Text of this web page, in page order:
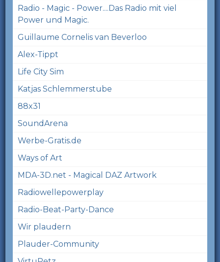
Radio - Magic - Power....Das Radio mit viel
Power und Magic.
Guillaume Cornelis van Beverloo
Alex-Tippt
Life City Sim
Katjas Schlemmerstube
88x31
SoundArena
Werbe-Gratis.de
Ways of Art
MDA-3D.net - Magical DAZ Artwork
Radiowellepowerplay
Radio-Beat-Party-Dance
Wir plaudern
Plauder-Community